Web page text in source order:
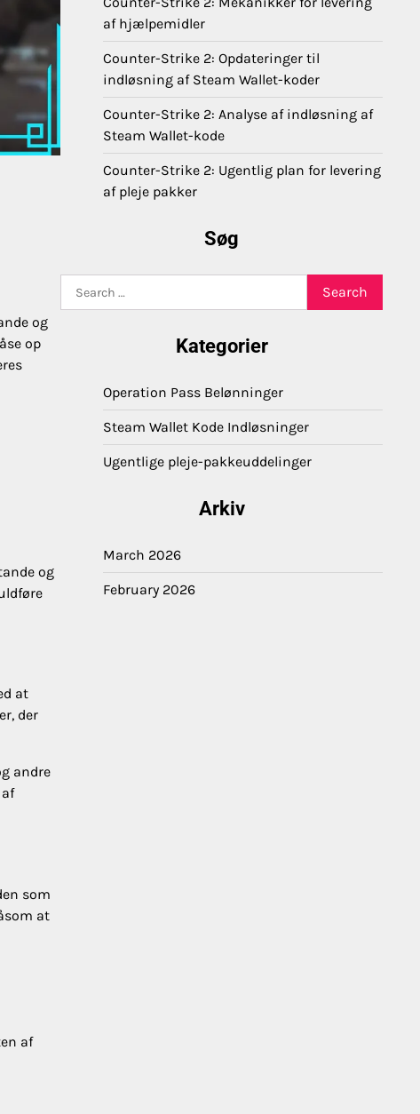
og
op
og
at
der
andre
som
at
af
af hjælpemidler
Counter-Strike 2: Opdateringer til
indløsning af Steam Wallet-koder
Counter-Strike 2: Analyse af indløsning af
Steam Wallet-kode
Counter-Strike 2: Ugentlig plan for levering
af pleje pakker
Søg
for:
Kategorier
Operation Pass Belønninger
Steam Wallet Kode Indløsninger
Ugentlige pleje-pakkeuddelinger
Arkiv
March 2026
February 2026